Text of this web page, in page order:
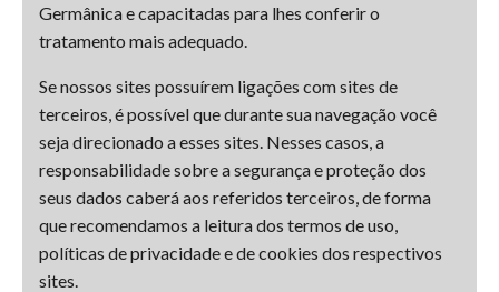
Germânica e capacitadas para lhes conferir o
tratamento mais adequado.
Se nossos sites possuírem ligações com sites de
terceiros, é possível que durante sua navegação você
seja direcionado a esses sites. Nesses casos, a
responsabilidade sobre a segurança e proteção dos
seus dados caberá aos referidos terceiros, de forma
que recomendamos a leitura dos termos de uso,
políticas de privacidade e de cookies dos respectivos
sites.